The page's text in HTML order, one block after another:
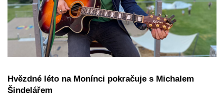
Hvězdné léto na Monínci pokračuje s Michalem
Šindelářem